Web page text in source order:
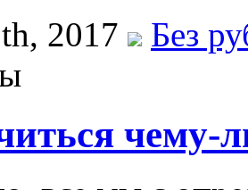
2017
Без
чему-